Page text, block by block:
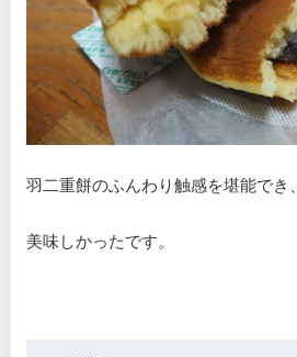
羽二重餅のふんわり触感を堪能でき、
美味しかったです。